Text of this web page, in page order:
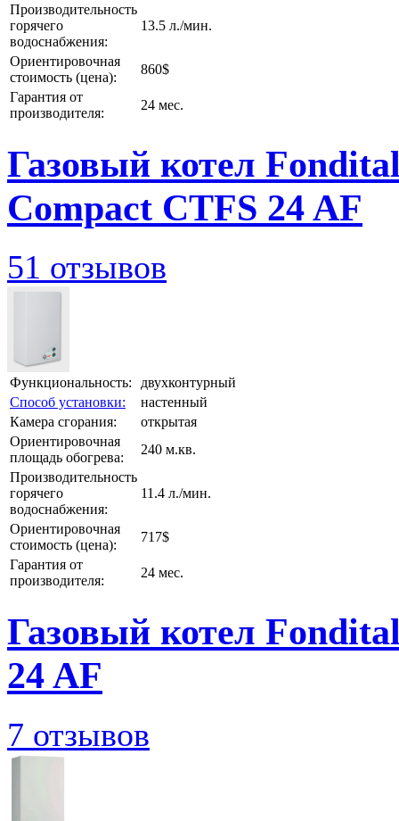
Производительность
горячего
водоснабжения:
13.5 л./мин.
Ориентировочная
стоимость (цена):
860$
Гарантия от
производителя:
24 мес.
Газовый котел
Compact CTFS 24 AF
51 отзывов
Функциональность:
двухконтурный
Способ установки:
настенный
Камера сгорания:
открытая
Ориентировочная
площадь обогрева:
240 м.кв.
Производительность
горячего
водоснабжения:
11.4 л./мин.
Ориентировочная
стоимость (цена):
717$
Гарантия от
производителя:
24 мес.
Газовый котел
24 AF
7 отзывов